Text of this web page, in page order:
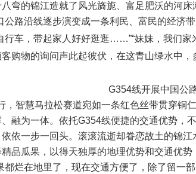
弯的锦江造就了风光旖旎、富足肥沃的河
公路沿线逐步演变成一条利民、富民的经济带
行车，带起家人好好逛逛……”“妹妹，我们
购物的询问声此起彼伏，在这青山绿水中
G354线开展中国公
，智慧马拉松赛道宛如一条红色丝带贯穿铜
融为一体。依托G354线便捷的交通优势，
依一步一回头。滚滚流逝却眷恋故土的锦
品瓜果，以得天独厚的地理优势和交通优
都烂在地里了，现在交通方便了，除了留一